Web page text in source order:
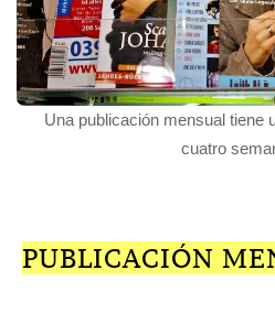
Una publicación mensual tiene
cuatro
PUBLICACIÓN